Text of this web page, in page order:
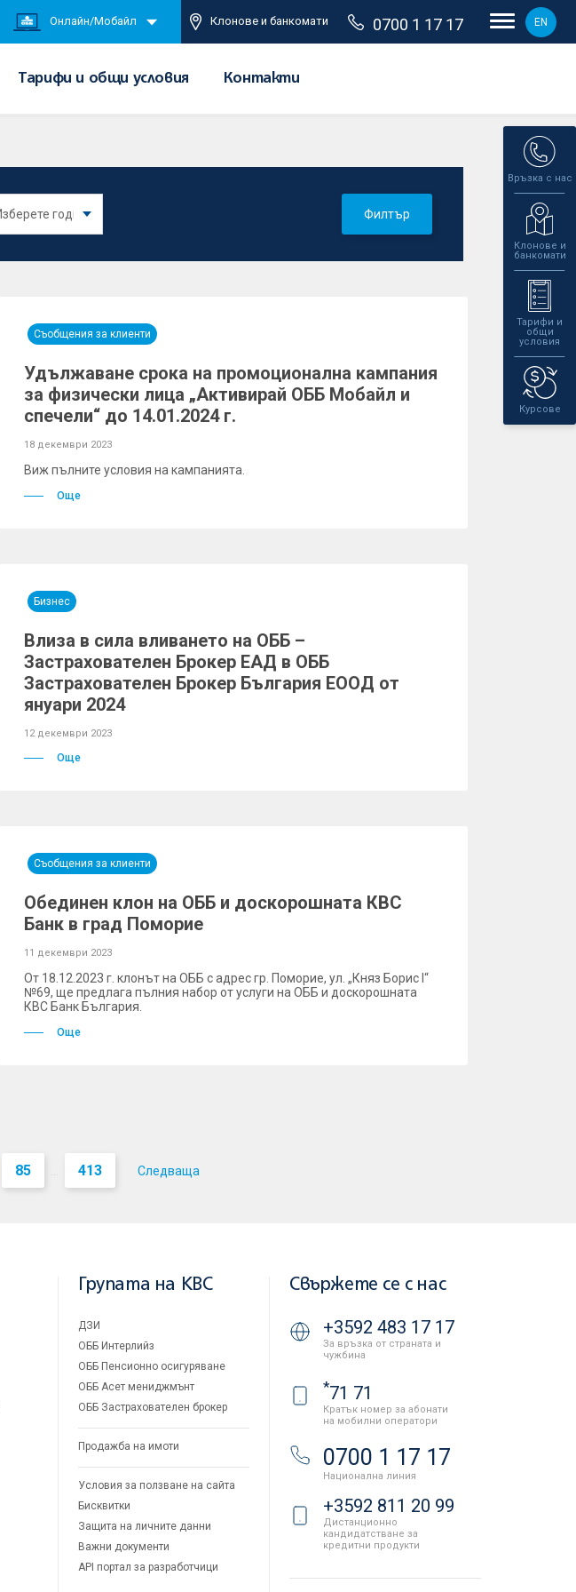
Онлайн/Мобайл Клонове и банкомати 0700 1 17 17 EN
Тарифи и общи условия Контакти
Връзка с нас
Клонове и
банкомати
Тарифи и
общи
условия
Курсове
Филтър
Съобщения за клиенти
Удължаване срока на промоционална кампания
за физически лица „Активирай ОББ Мобайл и
спечели“ до 14.01.2024 г.
18 декември 2023
Виж пълните условия на кампанията.
Още
Бизнес
Влиза в сила вливането на ОББ –
Застрахователен Брокер ЕАД в ОББ
Застрахователен Брокер България ЕООД от
януари 2024
12 декември 2023
Още
Съобщения за клиенти
Обединен клон на ОББ и доскорошната КBC
Банк в град Поморие
11 декември 2023
Oт 18.12.2023 г. клонът на ОББ с адрес гр. Поморие, ул. „Княз Борис I“
№69, ще предлага пълния набор от услуги на ОББ и доскорошната
КВС Банк България.
Още
85 ... 413 Следваща
Групата на KBC
ДЗИ
ОББ Интерлийз
ОББ Пенсионно осигуряване
ОББ Асет мениджмънт
ОББ Застрахователен брокер
Продажба на имоти
Условия за ползване на сайта
Бисквитки
Защита на личните данни
Важни документи
API портал за разработчици
Свържете се с нас
+3592 483 17 17
За връзка от страната и
чужбина
*71 71
Кратък номер за абонати
на мобилни оператори
0700 1 17 17
Национална линия
+3592 811 20 99
Дистанционно
кандидатстване за
кредитни продукти